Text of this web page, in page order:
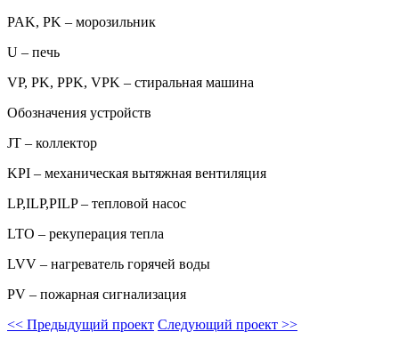
PAK, PK – морозильник
U – печь
VP, PK, PPK, VPK – стиральная машина
Обозначения устройств
JT – коллектор
KPI – механическая вытяжная вентиляция
LP,ILP,PILP – тепловой насос
LTO – рекуперация тепла
LVV – нагреватель горячей воды
PV – пожарная сигнализация
<< Предыдущий проект Следующий проект >>